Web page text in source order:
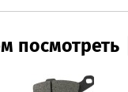
посмотреть